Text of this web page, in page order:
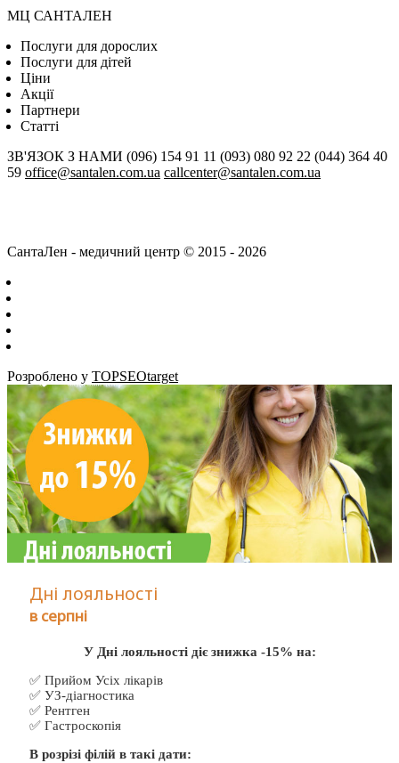
МЦ САНТАЛЕН
Послуги для дорослих
Послуги для дітей
Цiни
Акції
Партнери
Статті
ЗВ'ЯЗОК З НАМИ (096) 154 91 11 (093) 080 92 22 (044) 364 40
59 office@santalen.com.ua callcenter@santalen.com.ua
СантаЛен - медичний центр © 2015 - 2026
Розроблено у TOPSEOtarget
Дні лояльності
в серпні
У Дні лояльності діє знижка -15% на:
✅ Прийом Усіх лікарів
✅ УЗ-діагностика
✅ Рентген
✅ Гастроскопія
В розрізі філій в такі дати: